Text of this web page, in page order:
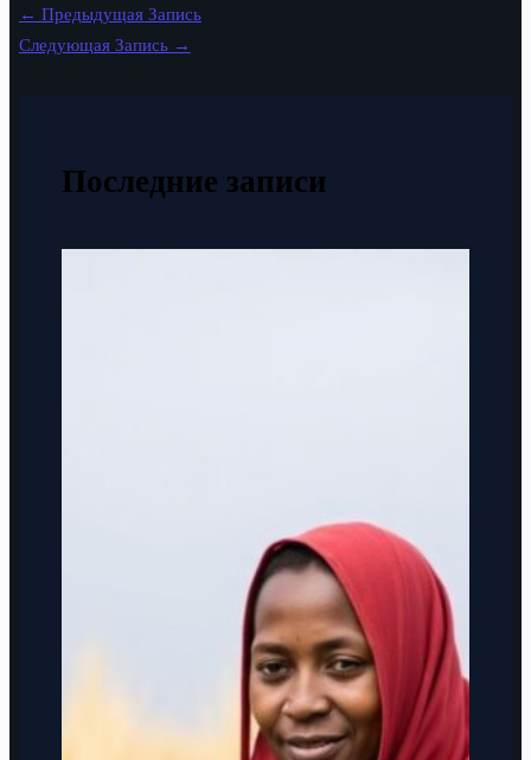
← Предыдущая Запись
Следующая Запись →
Последние записи